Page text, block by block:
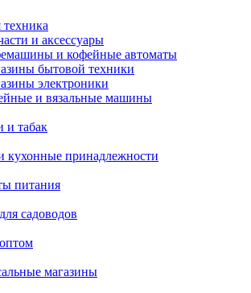
техника
и аксессуары
и кофейные автоматы
бытовой техники
электроники
и вязальные машины
и табак
кухонные принадлежности
питания
садоводов
магазины